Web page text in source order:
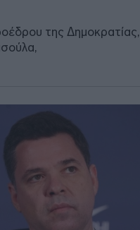
της Δημοκρατίας,